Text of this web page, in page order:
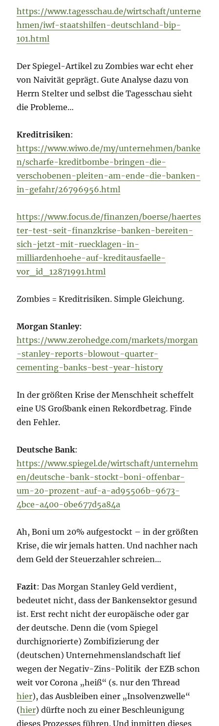
https://www.tagesschau.de/wirtschaft/unterne
hmen/iwf-staatshilfen-deutschland-bip-
101.html
Der Spiegel-Artikel zu Zombies war echt eher
von Naivität geprägt. Gute Analyse dazu von
Herrn Stelter und selbst die Tagesschau sieht
die Probleme…
Kreditrisiken:
https://www.wiwo.de/my/unternehmen/banke
n/scharfe-kreditbombe-bringen-die-
verschobenen-pleiten-am-ende-die-banken-
in-gefahr/26796956.html
https://www.focus.de/finanzen/boerse/haertes
ter-test-seit-finanzkrise-banken-bereiten-
sich-jetzt-mit-ruecklagen-in-
milliardenhoehe-auf-kreditausfaelle-
vor_id_12871991.html
Zombies = Kreditrisiken. Simple Gleichung.
Morgan Stanley:
https://www.zerohedge.com/markets/morgan
-stanley-reports-blowout-quarter-
cementing-banks-best-year-history
In der größten Krise der Menschheit scheffelt
eine US Großbank einen Rekordbetrag. Finde
den Fehler.
Deutsche Bank:
https://www.spiegel.de/wirtschaft/unternehm
en/deutsche-bank-stockt-boni-offenbar-
um-20-prozent-auf-a-ad95506b-9673-
4bce-a400-0be677d5a84a
Ah, Boni um 20% aufgestockt – in der größten
Krise, die wir jemals hatten. Und nachher nach
dem Geld der Steuerzahler schreien…
Fazit: Das Morgan Stanley Geld verdient,
bedeutet nicht, dass der Bankensektor gesund
ist. Erst recht nicht der europäische oder gar
der deutsche. Denn die (vom Spiegel
durchignorierte) Zombifizierung der
(deutschen) Unternehmenslandschaft lief
wegen der Negativ-Zins-Politik der EZB schon
weit vor Corona „heiß“ (s. nur den Thread
hier), das Ausbleiben einer „Insolvenzwelle“
(hier) dürfte noch zu einer Beschleunigung
dieses Prozesses führen. Und inmitten dieses